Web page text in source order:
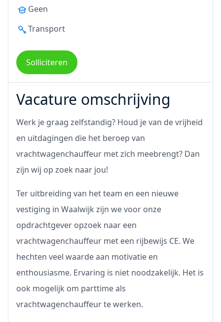
Geen
Transport
Solliciteren
Vacature omschrijving
Werk je graag zelfstandig? Houd je van de vrijheid
en uitdagingen die het beroep van
vrachtwagenchauffeur met zich meebrengt? Dan
zijn wij op zoek naar jou!
Ter uitbreiding van het team en een nieuwe
vestiging in Waalwijk zijn we voor onze
opdrachtgever opzoek naar een
vrachtwagenchauffeur met een rijbewijs CE. We
hechten veel waarde aan motivatie en
enthousiasme. Ervaring is niet noodzakelijk. Het is
ook mogelijk om parttime als
vrachtwagenchauffeur te werken.